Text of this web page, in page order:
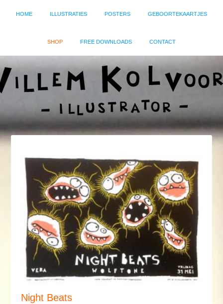
HOME ILLUSTRATIES POSTERS GEBOORTEKAARTJES
SHOP FREE DOWNLOADS CONTACT
Night Beats